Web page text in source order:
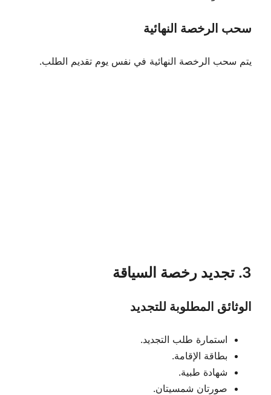
سحب الرخصة النهائية
يتم سحب الرخصة النهائية في نفس يوم تقديم الطلب.
3. تجديد رخصة السياقة
الوثائق المطلوبة للتجديد
استمارة طلب التجديد.
بطاقة الإقامة.
شهادة طبية.
صورتان شمسيتان.